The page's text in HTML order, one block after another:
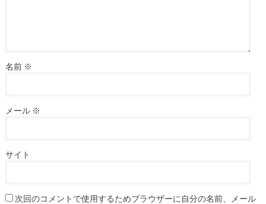
名前 ※
メール ※
サイト
次回のコメントで使用するためブラウザーに自分の名前、メール